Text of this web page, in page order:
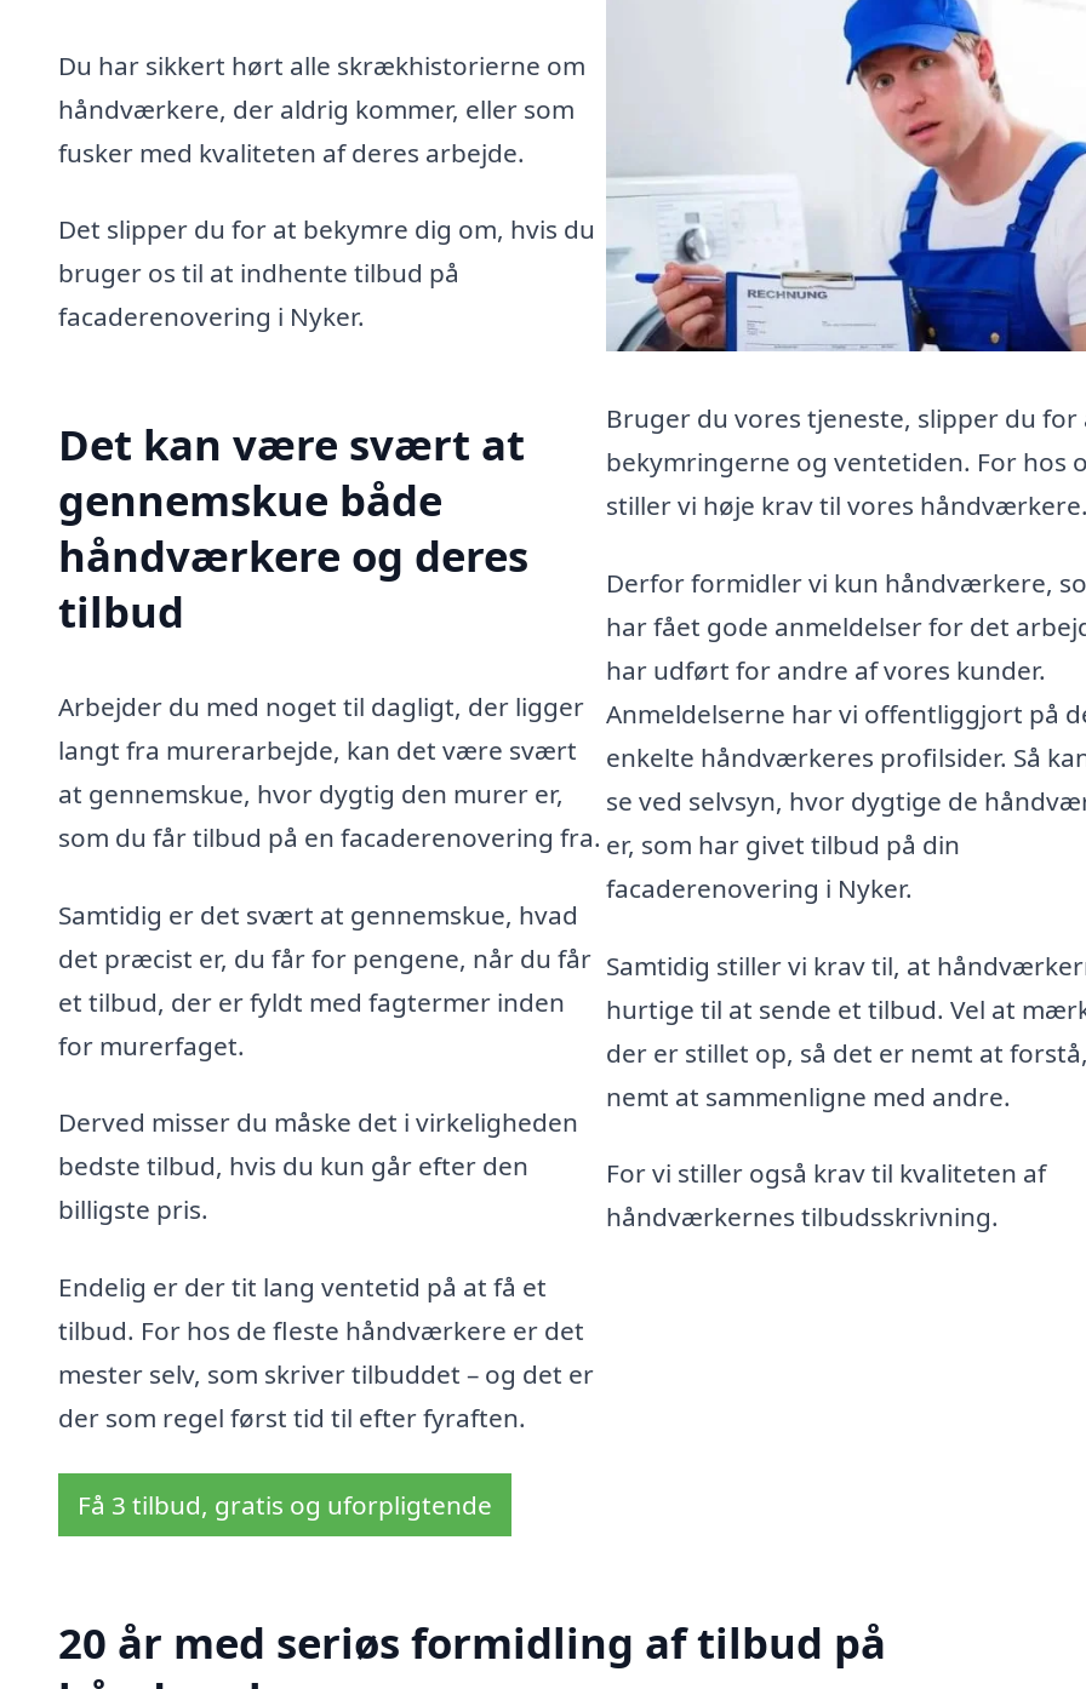
Du har sikkert hørt alle skrækhistorierne om
håndværkere, der aldrig kommer, eller som
fusker med kvaliteten af deres arbejde.
Det slipper du for at bekymre dig om, hvis du
bruger os til at indhente tilbud på
facaderenovering i Nyker.
Det kan være svært at
gennemskue både
håndværkere og deres
tilbud
Arbejder du med noget til dagligt, der ligger
langt fra murerarbejde, kan det være svært
at gennemskue, hvor dygtig den murer er,
som du får tilbud på en facaderenovering fra.
Samtidig er det svært at gennemskue, hvad
det præcist er, du får for pengene, når du får
et tilbud, der er fyldt med fagtermer inden
for murerfaget.
Derved misser du måske det i virkeligheden
bedste tilbud, hvis du kun går efter den
billigste pris.
Endelig er der tit lang ventetid på at få et
tilbud. For hos de fleste håndværkere er det
mester selv, som skriver tilbuddet – og det er
der som regel først tid til efter fyraften.
Få 3 tilbud, gratis og uforpligtende
Bruger du vores tjeneste, slipper du for
bekymringerne og ventetiden. For hos
stiller vi høje krav til vores håndværkere.
Derfor formidler vi kun håndværkere,
har fået gode anmeldelser for det
har udført for andre af vores kunder.
Anmeldelserne har vi offentliggjort på
enkelte håndværkeres profilsider. Så
se ved selvsyn, hvor dygtige de
er, som har givet tilbud på din
facaderenovering i Nyker.
Samtidig stiller vi krav til, at
hurtige til at sende et tilbud. Vel at
der er stillet op, så det er nemt at
nemt at sammenligne med andre.
For vi stiller også krav til kvaliteten af
håndværkernes tilbudsskrivning.
20 år med seriøs formidling af tilbud på